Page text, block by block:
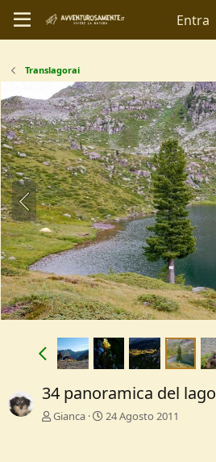
Entra
Translagorai
34 panoramica del lago
Gianca 24 Agosto 2011